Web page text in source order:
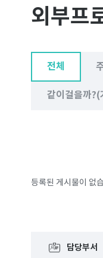
외부프
전체
같이걸을까
등록된 게시물이 없
담당부서